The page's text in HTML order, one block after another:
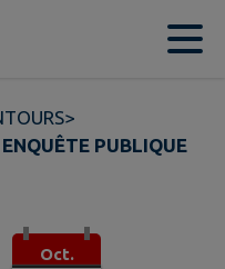
>
PUBLIQUE
Oct.